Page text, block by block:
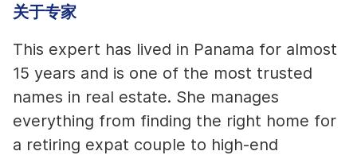
关于专家
This expert has lived in Panama for almost
15 years and is one of the most trusted
names in real estate. She manages
everything from finding the right home for
a retiring expat couple to high-end